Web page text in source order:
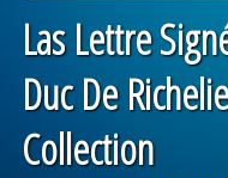
Las Lettre
Duc De
Collection